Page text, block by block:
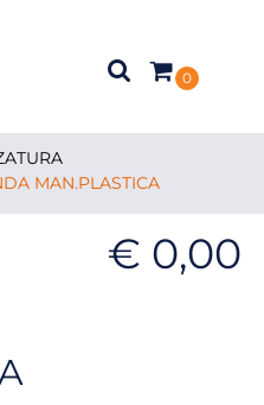
0
MAN.PLASTICA
€ 0,00